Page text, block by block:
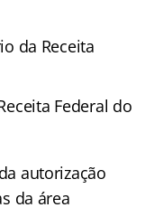
da Receita
Federal do
autorização
da área